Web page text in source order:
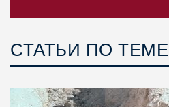
СТАТЬИ ПО ТЕМЕ